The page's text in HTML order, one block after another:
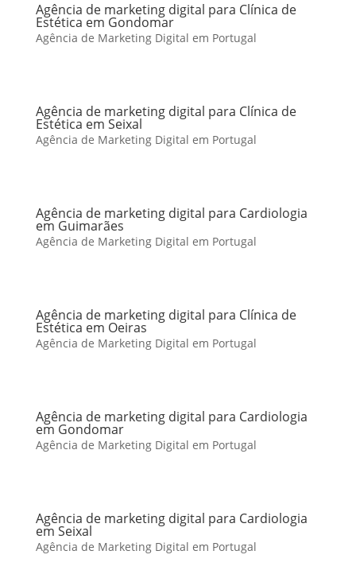
Agência de marketing digital para Clínica de
Estética em Gondomar
Agência de Marketing Digital em Portugal
Agência de marketing digital para Clínica de
Estética em Seixal
Agência de Marketing Digital em Portugal
Agência de marketing digital para Cardiologia
em Guimarães
Agência de Marketing Digital em Portugal
Agência de marketing digital para Clínica de
Estética em Oeiras
Agência de Marketing Digital em Portugal
Agência de marketing digital para Cardiologia
em Gondomar
Agência de Marketing Digital em Portugal
Agência de marketing digital para Cardiologia
em Seixal
Agência de Marketing Digital em Portugal